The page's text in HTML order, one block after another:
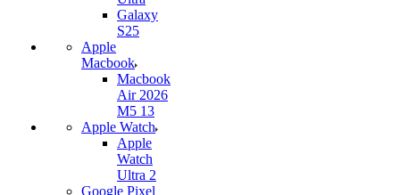
Galaxy
S25
Apple
Macbook
Macbook
Air 2026
M5 13
Apple Watch
Apple
Watch
Ultra 2
Google Pixel